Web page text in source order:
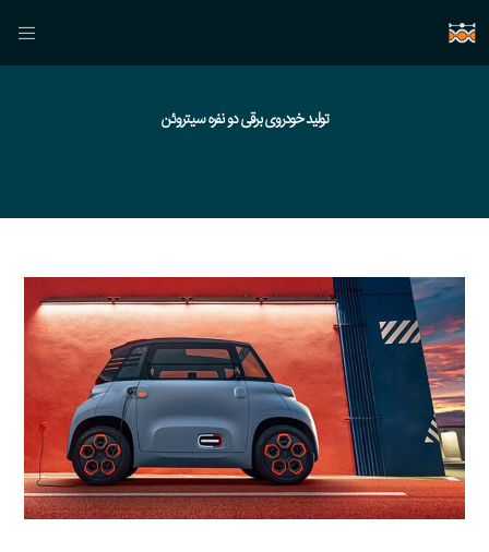
تولید خودروی برقی دو نفره سیتروئن